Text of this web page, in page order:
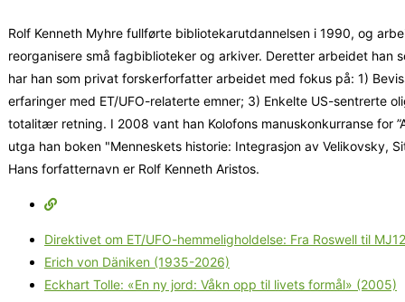
Rolf Kenneth Myhre fullførte bibliotekarutdannelsen i 1990, og
reorganisere små fagbiblioteker og arkiver. Deretter arbeidet han
har han som privat forskerforfatter arbeidet med fokus på: 1)
erfaringer med ET/UFO-relaterte emner; 3) Enkelte US-sentrerte
totalitær retning. I 2008 vant han Kolofons manuskonkurranse for
utga han boken "Menneskets historie: Integrasjon av Velikovsky,
Hans forfatternavn er Rolf Kenneth Aristos.
Direktivet om ET/UFO-hemmeligholdelse: Fra Roswell til
Erich von Däniken (1935-2026)
Eckhart Tolle: «En ny jord: Våkn opp til livets formål» (2005)